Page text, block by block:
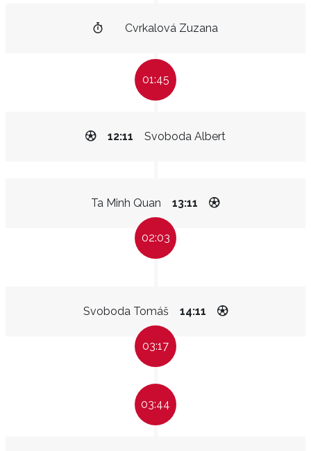
Cvrkalová Zuzana
01:45
Svoboda Albert
12:11
Ta Minh Quan 13:11
02:03
Svoboda Tomáš 14:11
03:17
03:44